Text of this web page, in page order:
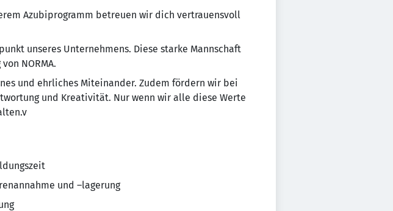
Azubiprogramm betreuen wir dich vertrauensvoll
un­se­res Un­ter­neh­mens. Diese starke Mannschaft
NORMA.
und ehr­li­ches Mit­ein­an­der. Zudem fördern wir bei
und Krea­ti­vi­tät. Nur wenn wir alle diese Werte
und –lagerung